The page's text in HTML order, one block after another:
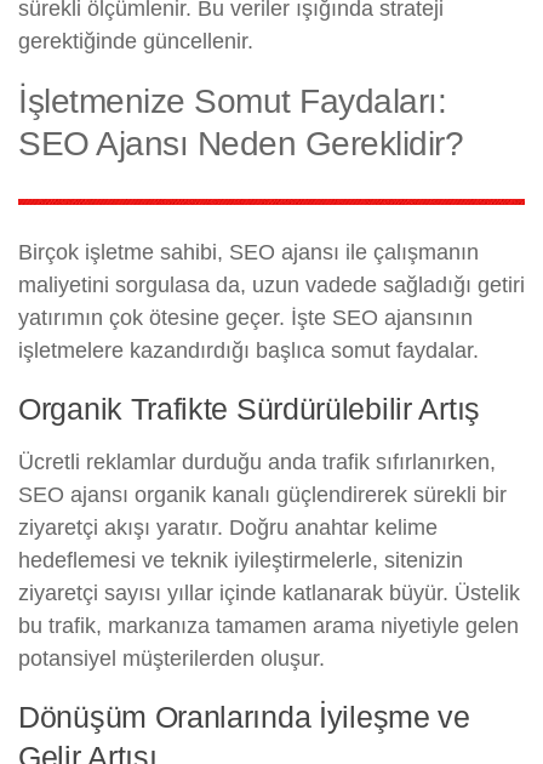
sürekli ölçümlenir. Bu veriler ışığında strateji
gerektiğinde güncellenir.
İşletmenize Somut Faydaları:
SEO Ajansı Neden Gereklidir?
Birçok işletme sahibi, SEO ajansı ile çalışmanın
maliyetini sorgulasa da, uzun vadede sağladığı getiri
yatırımın çok ötesine geçer. İşte SEO ajansının
işletmelere kazandırdığı başlıca somut faydalar.
Organik Trafikte Sürdürülebilir Artış
Ücretli reklamlar durduğu anda trafik sıfırlanırken,
SEO ajansı organik kanalı güçlendirerek sürekli bir
ziyaretçi akışı yaratır. Doğru anahtar kelime
hedeflemesi ve teknik iyileştirmelerle, sitenizin
ziyaretçi sayısı yıllar içinde katlanarak büyür. Üstelik
bu trafik, markanıza tamamen arama niyetiyle gelen
potansiyel müşterilerden oluşur.
Dönüşüm Oranlarında İyileşme ve
Gelir Artışı